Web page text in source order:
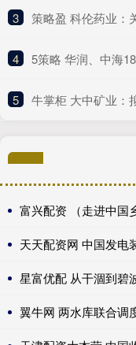
3 策略盈 科伦药业：
4 ​5策略 华润、中海
5 牛掌柜 大中矿业：拟
富兴配资 （走进中国
天天配资网 中国发电
星富优配 从干涸到碧
翼牛网 两水库联合调